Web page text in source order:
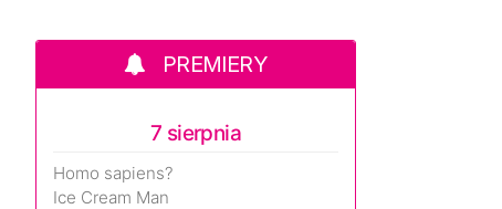
PREMIERY
7 sierpnia
Homo sapiens?
Ice Cream Man